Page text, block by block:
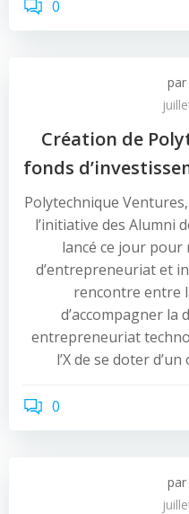
0
par
Création de
fonds
Polytechnique
l’initiative des Alumni
lancé ce jour pour
d’entrepreneuriat et
rencontre entre
d’accompagner la
entrepreneuriat
l’X de se doter
0
par